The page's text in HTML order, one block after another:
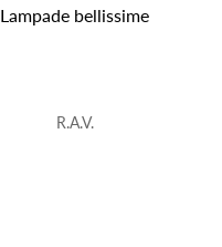
Lampade bellissime
R.A.V.